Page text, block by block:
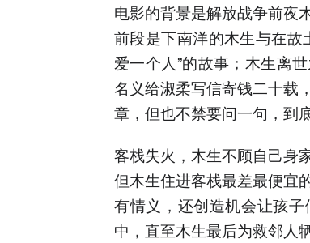
电影的背景是解放战争前夜
前段是下南洋的木生与在故
爱一个人”的故事；木生离
名义给淑柔写信寄钱二十载
章，但也不禁要问一句，到
客栈失火，木生不顾自己身
但木生住进客栈最差最便宜
有情义，还创造机会让孩
中，直至木生最后为救邻人